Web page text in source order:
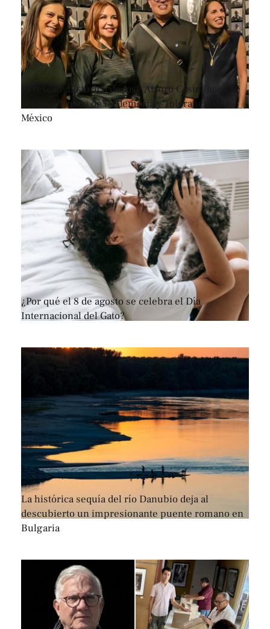
El rescate histórico de José Arturo Castellanos se
suma al Museo de la Memoria y Tolerancia de
México
¿Por qué el 8 de agosto se celebra el Día
Internacional del Gato?
La histórica sequía del río Danubio deja al
descubierto un impresionante puente romano en
Bulgaria